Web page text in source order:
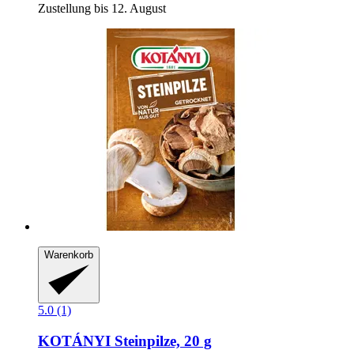
Zustellung bis 12. August
Warenkorb
5.0 (1)
KOTÁNYI Steinpilze, 20 g